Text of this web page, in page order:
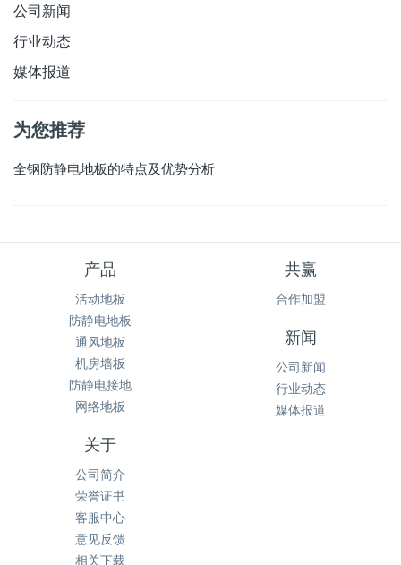
公司新闻
行业动态
媒体报道
为您推荐
全钢防静电地板的特点及优势分析
产品
活动地板
防静电地板
通风地板
机房墙板
防静电接地
网络地板
共赢
合作加盟
新闻
公司新闻
行业动态
媒体报道
关于
公司简介
荣誉证书
客服中心
意见反馈
相关下载